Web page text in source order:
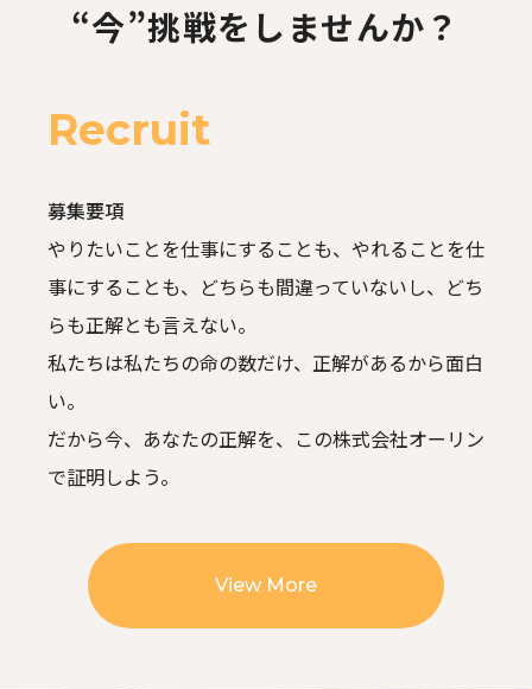
“今”挑戦をしませんか？
Recruit
募集要項
やりたいことを仕事にすることも、やれることを仕
事にすることも、 どちらも間違っていないし、どち
らも正解とも言えない。
私たちは私たちの命の数だけ、正解があるから面白
い。
だから今、あなたの正解を、この株式会社オーリン
で証明しよう。
View More